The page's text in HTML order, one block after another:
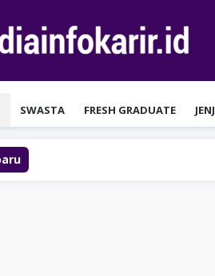
SWASTA FRESH GRADUATE